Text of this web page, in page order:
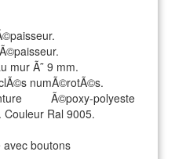
mur Ã˜ 9 mm.
numÃ©rotÃ©s.
Ã©poxy-polyeste
Ral 9005.
boutons